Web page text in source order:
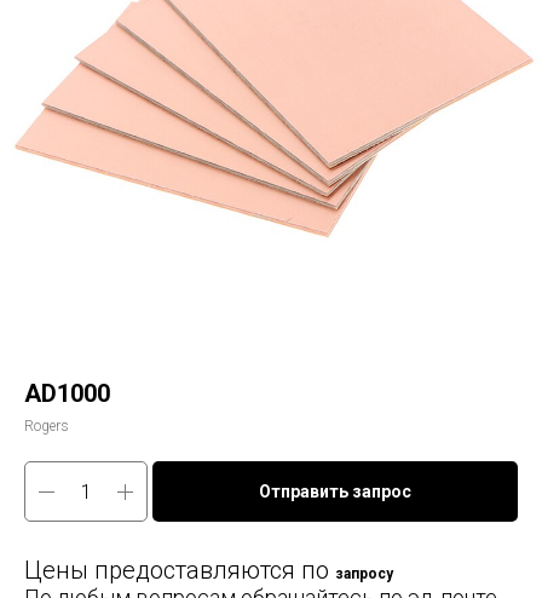
AD1000
Rogers
Отправить запрос
Цены предоставляются по запросу